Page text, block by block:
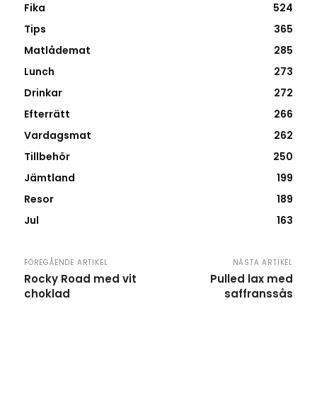
Fika
524
Tips
365
Matlådemat
285
Lunch
273
Drinkar
272
Efterrätt
266
Vardagsmat
262
Tillbehör
250
Jämtland
199
Resor
189
Jul
163
FÖREGÅENDE ARTIKEL
Rocky Road med vit
choklad
NÄSTA ARTIKEL
Pulled lax med
saffranssås